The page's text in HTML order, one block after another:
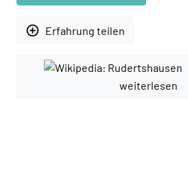
add_circle_outline Erfahrung teilen
weiterlesen